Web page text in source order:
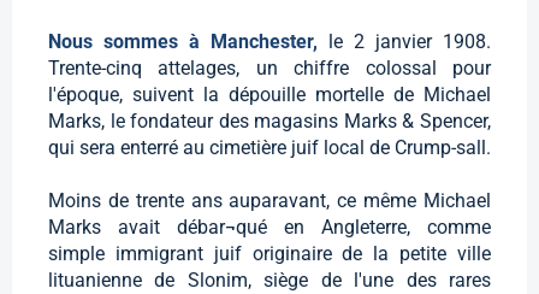
Nous sommes à Manchester,
le 2 janvier 1908.
Trente-cinq attelages, un chiffre colossal pour
l'époque, suivent la dépouille mortelle de Michael
Marks, le fondateur des magasins Marks & Spencer,
qui sera enterré au cimetière juif local de Crump-sall.
Moins de trente ans auparavant, ce même Michael
Marks avait débar¬qué en Angleterre, comme
simple immigrant juif originaire de la petite ville
lituanienne de Slonim, siège de l'une des rares